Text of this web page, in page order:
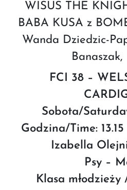
WISUS THE
BABA KUSA z
Wanda Dziedzic-
Banaszak,
FCI 38 –
Sobota/
Godzina/Time:
Izabella
Psy –
Klasa młodzieży